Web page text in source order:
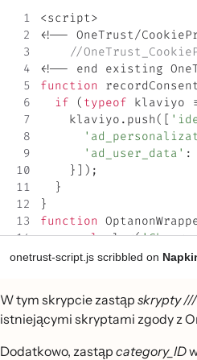
W tym skrypcie zastąp skrypty
istniejącymi skryptami zgody z
Dodatkowo, zastąp category_ID